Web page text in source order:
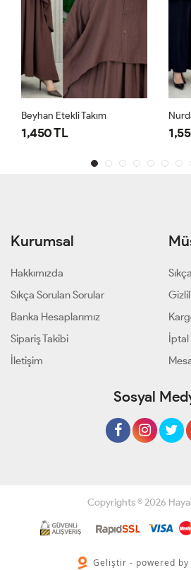
Beyhan Etekli Takım
1,450 TL
Kurumsal
Hakkımızda
Sıkça Sorulan Sorular
Banka Hesaplarımız
Sipariş Takibi
İletişim
İptal
Sosyal
Copyrights © 2026
Geliştir - powered